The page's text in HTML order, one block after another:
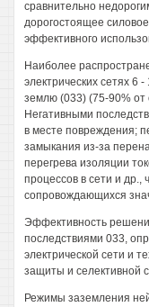
сравнительно
дорогостоящее
эффективного
Наиболее
электрических сетях
землю (033) (75-90% от
Негативными
в месте повреждения;
замыкания из-за
перегрева изоляции
процессов в сети и др.,
сопровождающихся
Эффективность
последствиями 033,
электрической сети и
защиты и селективной
Режимы заземления